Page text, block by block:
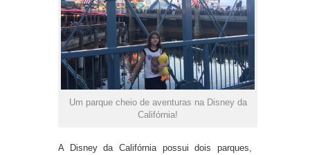
Um parque cheio de aventuras na Disney da
Califórnia!
A Disney da Califórnia possui dois parques,